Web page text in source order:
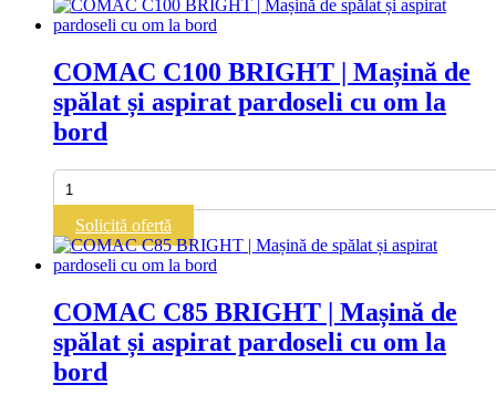
COMAC C100 BRIGHT | Mașină de
spălat și aspirat pardoseli cu om la
bord
Cantitate
COMAC
C100
BRIGHT
|
Mașină
spălat
și
aspirat
pardoseli
Solicită ofertă
COMAC C85 BRIGHT | Mașină de
spălat și aspirat pardoseli cu om la
bord